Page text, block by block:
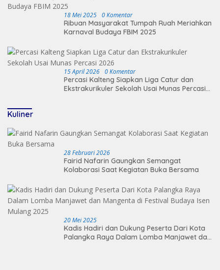
18 Mei 2025 0 Komentar
Ribuan Masyarakat Tumpah Ruah Meriahkan
Karnaval Budaya FBIM 2025
15 April 2026 0 Komentar
Percasi Kalteng Siapkan Liga Catur dan
Ekstrakurikuler Sekolah Usai Munas Percasi
Kuliner
28 Februari 2026
Fairid Nafarin Gaungkan Semangat
Kolaborasi Saat Kegiatan Buka Bersama
20 Mei 2025
Kadis Hadiri dan Dukung Peserta Dari Kota
Palangka Raya Dalam Lomba Manjawet dan